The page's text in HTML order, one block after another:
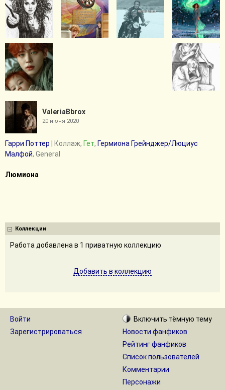
ValeriaBbrox
20 июня 2020
Гарри Поттер | Коллаж, Гет, Гермиона Грейнджер/Люциус
Малфой, General
Люмиона
Коллекции
Работа добавлена в 1 приватную коллекцию
Добавить в коллекцию
Войти
Зарегистрироваться
Включить тёмную тему
Новости фанфиков
Рейтинг фанфиков
Список пользователей
Комментарии
Персонажи